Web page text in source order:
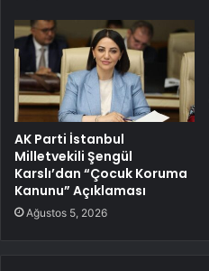
AK Parti İstanbul
Milletvekili Şengül
Karslı’dan “Çocuk Koruma
Kanunu” Açıklaması
Ağustos 5, 2026